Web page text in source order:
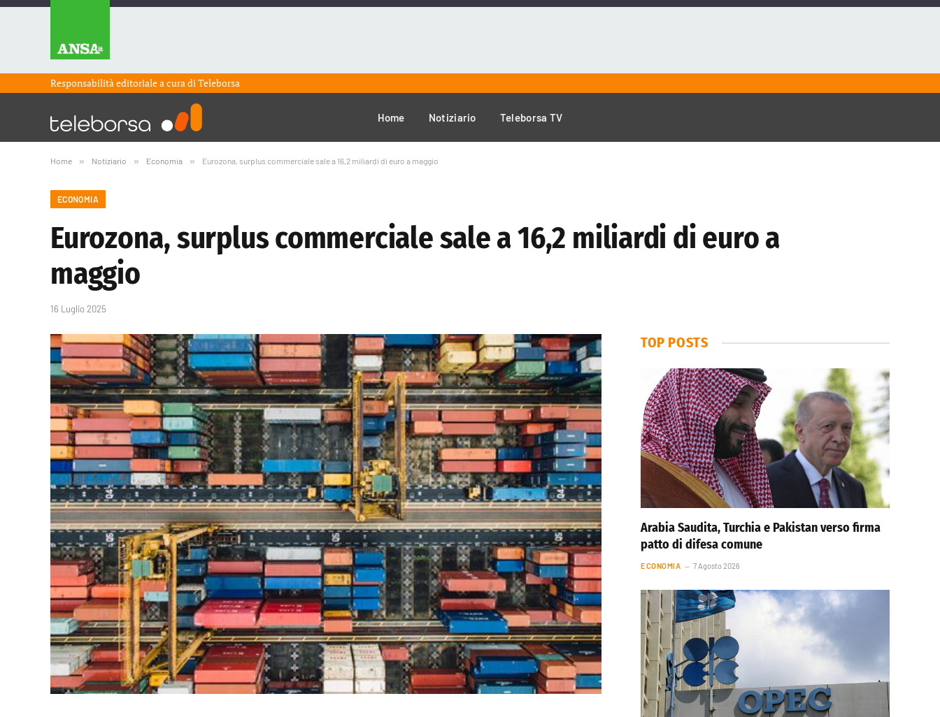
Responsabilità editoriale a cura diTeleborsa
Home Notiziario Teleborsa TV
Home » Notiziario » Economia » Eurozona, surplus commerciale sale a 16,2 miliardi di euro a maggio
ECONOMIA
Eurozona, surplus commerciale sale a 16,2 miliardi di euro a
maggio
16 Luglio 2025
TOP POSTS
Arabia Saudita, Turchia e Pakistan verso firma
patto di difesa comune
ECONOMIA 7 Agosto 2026